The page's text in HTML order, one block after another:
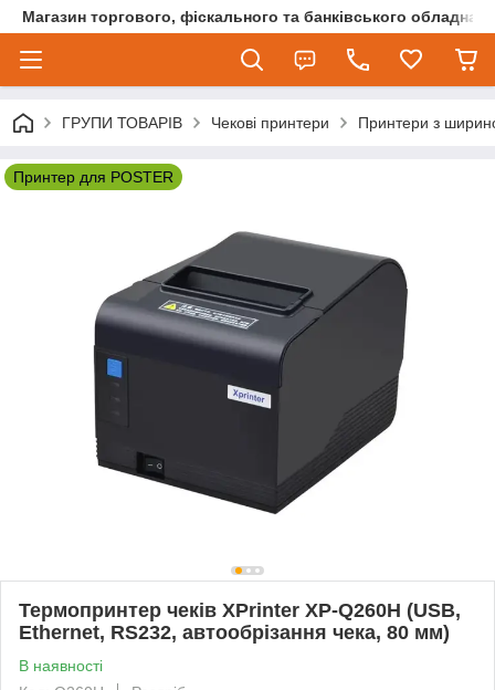
Магазин торгового, фіскального та банківського
ГРУПИ ТОВАРІВ Чекові принтери Принтери з
Принтер для POSTER
Термопринтер чеків XPrinter XP-Q260H (USB,
Ethernet, RS232, автообрізання чека, 80 мм)
В наявності